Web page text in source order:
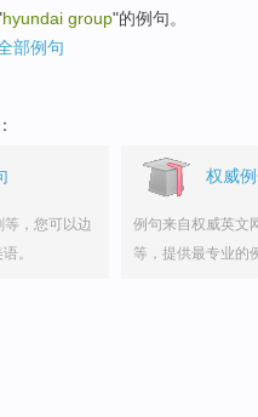
hyundai group"的例句。
部例句
，您可以边
。
权威
例句来自权威英文
等，提供最专业的